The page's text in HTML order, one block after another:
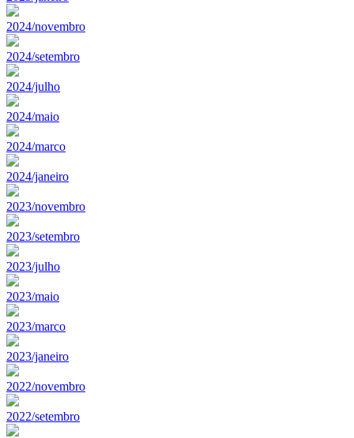
2024/novembro
2024/setembro
2024/julho
2024/maio
2024/marco
2024/janeiro
2023/novembro
2023/setembro
2023/julho
2023/maio
2023/marco
2023/janeiro
2022/novembro
2022/setembro